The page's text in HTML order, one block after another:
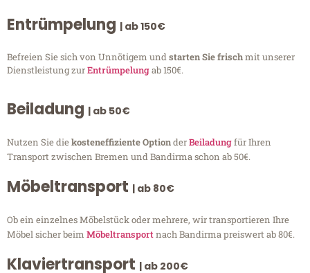
Entrümpelung | ab 150€
Befreien Sie sich von Unnötigem undstarten Sie frischmit unserer
Dienstleistung zurEntrümpelungab 150€.
Beiladung | ab 50€
Nutzen Sie diekosteneffiziente OptionderBeiladungfür Ihren
Transport zwischen Bremen und Bandirma schon ab 50€.
Möbeltransport | ab 80€
Ob ein einzelnes Möbelstück oder mehrere, wir transportieren Ihre
Möbel sicher beim Möbeltransportnach Bandirma preiswert ab 80€.
Klaviertransport | ab 200€